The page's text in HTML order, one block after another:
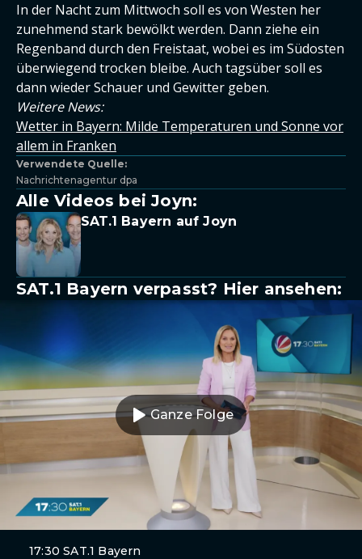
In der Nacht zum Mittwoch soll es von Westen her
zunehmend stark bewölkt werden. Dann ziehe ein
Regenband durch den Freistaat, wobei es im Südosten
überwiegend trocken bleibe. Auch tagsüber soll es
dann wieder Schauer und Gewitter geben.
Weitere News:
Wetter in Bayern: Milde Temperaturen und Sonne vor
allem in Franken
Verwendete Quelle:
Nachrichtenagentur dpa
Alle Videos bei Joyn:
SAT.1 Bayern auf Joyn
SAT.1 Bayern verpasst? Hier ansehen:
Ganze Folge
17:30 SAT.1 Bayern